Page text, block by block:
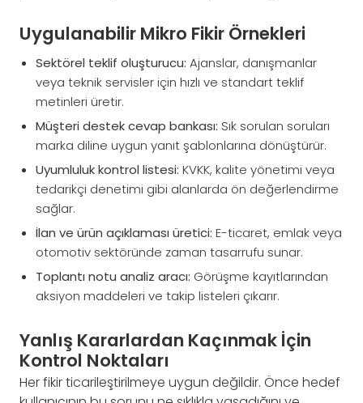
Uygulanabilir Mikro Fikir Örnekleri
Sektörel teklif oluşturucu: Ajanslar, danışmanlar
veya teknik servisler için hızlı ve standart teklif
metinleri üretir.
Müşteri destek cevap bankası: Sık sorulan soruları
marka diline uygun yanıt şablonlarına dönüştürür.
Uyumluluk kontrol listesi: KVKK, kalite yönetimi veya
tedarikçi denetimi gibi alanlarda ön değerlendirme
sağlar.
İlan ve ürün açıklaması üretici: E-ticaret, emlak veya
otomotiv sektöründe zaman tasarrufu sunar.
Toplantı notu analiz aracı: Görüşme kayıtlarından
aksiyon maddeleri ve takip listeleri çıkarır.
Yanlış Kararlardan Kaçınmak İçin
Kontrol Noktaları
Her fikir ticarileştirilmeye uygun değildir. Önce hedef